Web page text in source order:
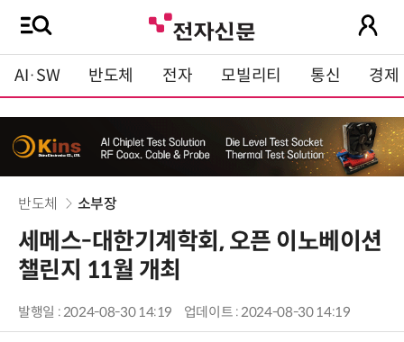
AI·SW 반도체 전자 모빌리티 통신 경제
반도체 소부장
세메스-대한기계학회, 오픈 이노베이션
챌린지 11월 개최
발행일 : 2024-08-30 14:19 업데이트 : 2024-08-30 14:19